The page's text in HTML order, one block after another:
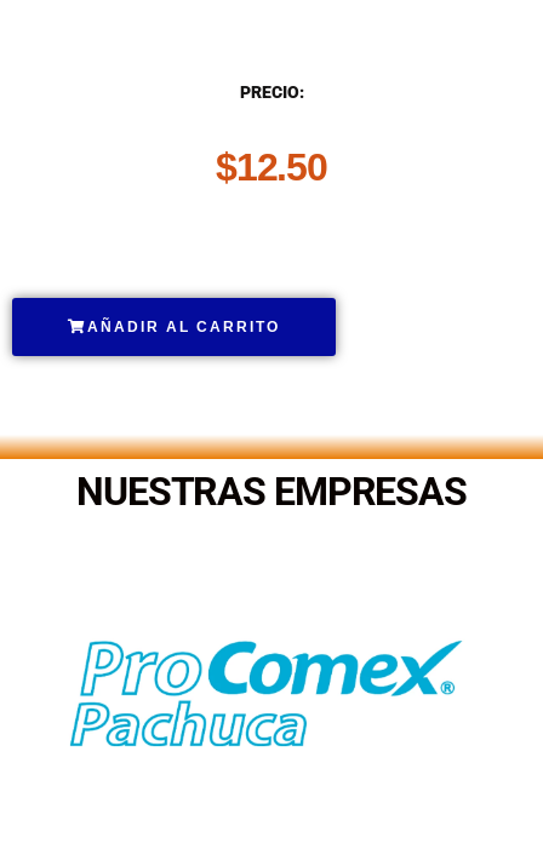
PRECIO:
$12.50
AÑADIR AL CARRITO
NUESTRAS EMPRESAS